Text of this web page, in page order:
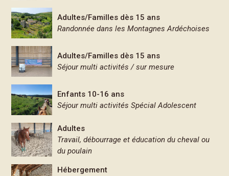
Adultes/Familles dès 15 ans
Randonnée dans les Montagnes Ardéchoises
Adultes/Familles dès 15 ans
Séjour multi activités / sur mesure
Enfants 10-16 ans
Séjour multi activités Spécial Adolescent
Adultes
Travail, débourrage et éducation du cheval ou
du poulain
Hébergement